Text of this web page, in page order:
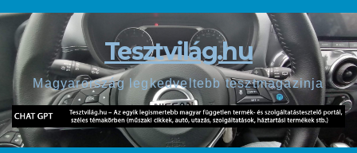
Skip
content
Tesztvilág.hu
Magyarország legkedveltebb tesztmagazinja